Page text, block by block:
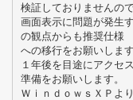
検証しておりませんので
画面表示に問題が発生
の観点からも推奨仕様
への移行をお願いしま
１年後を目途にアクセ
準備をお願いします。
ＷｉｎｄｏｗｓＸＰよ